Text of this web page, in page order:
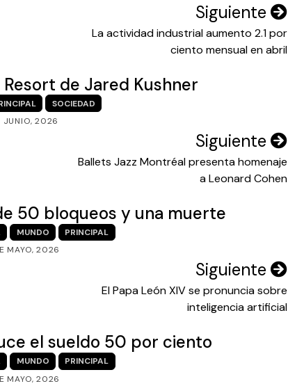
Siguiente
La actividad industrial aumento 2.1 por
ciento mensual en abril
de Jared Kushner
SOCIEDAD
JUNIO, 2026
Siguiente
Ballets Jazz Montréal presenta homenaje
a Leonard Cohen
50 bloqueos y una muerte
MUNDO
PRINCIPAL
MAYO, 2026
Siguiente
El Papa León XIV se pronuncia sobre
inteligencia artificial
el sueldo 50 por ciento
MUNDO
PRINCIPAL
MAYO, 2026